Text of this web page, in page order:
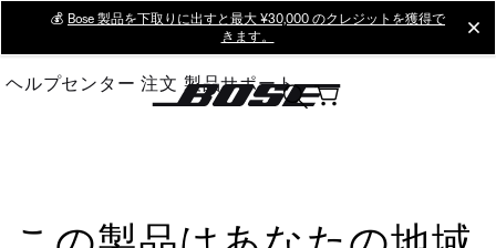
Main
💰 Bose 製品を下取りに出すと最大 ¥30,000 のクレジットを獲得で
きます。
ヘルプセンター 注文 製品サポート
この製品はあなたの地域